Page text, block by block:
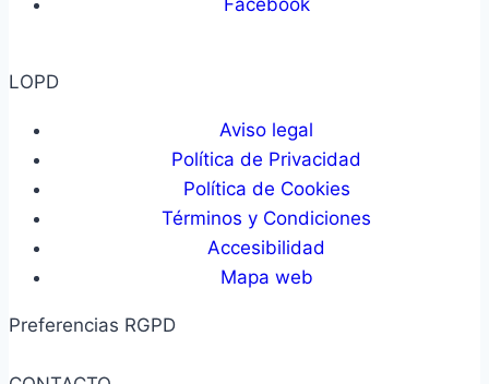
Facebook
LOPD
Aviso legal
Política de Privacidad
Política de Cookies
Términos y Condiciones
Accesibilidad
Mapa web
Preferencias RGPD